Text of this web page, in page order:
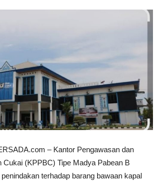
– Kantor Pengawasan dan
Cukai (KPPBC) Tipe Madya Pabean B
terhadap barang bawaan kapal